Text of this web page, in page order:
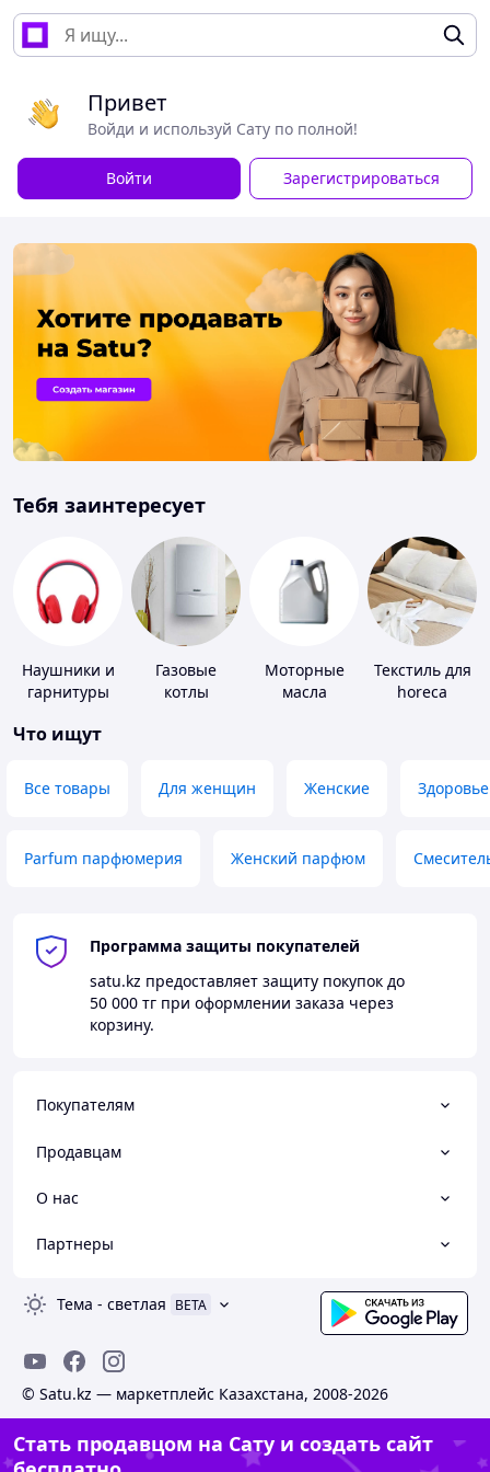
Привет
Войди и используй Сату по полной!
Войти Зарегистрироваться
Тебя заинтересует
Наушники и
гарнитуры
Газовые
котлы
Моторные
масла
Текстиль для
horeca
Что ищут
Все товары Для женщин Женские Здоровье
Parfum парфюмерия Женский парфюм
Программа защиты покупателей
satu.kz предоставляет защиту покупок до
50 000 тг при оформлении заказа через
корзину.
Покупателям
Продавцам
О нас
Партнеры
Тема - светлая BETA
© Satu.kz — маркетплейс Казахстана, 2008-2026
Стать продавцом на Сату и создать сайт